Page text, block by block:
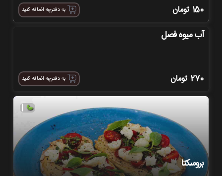
150 تومان به دفترچه اضافه کنید
آب میوه فصل
270 تومان به دفترچه اضافه کنید
|
بروسکتا